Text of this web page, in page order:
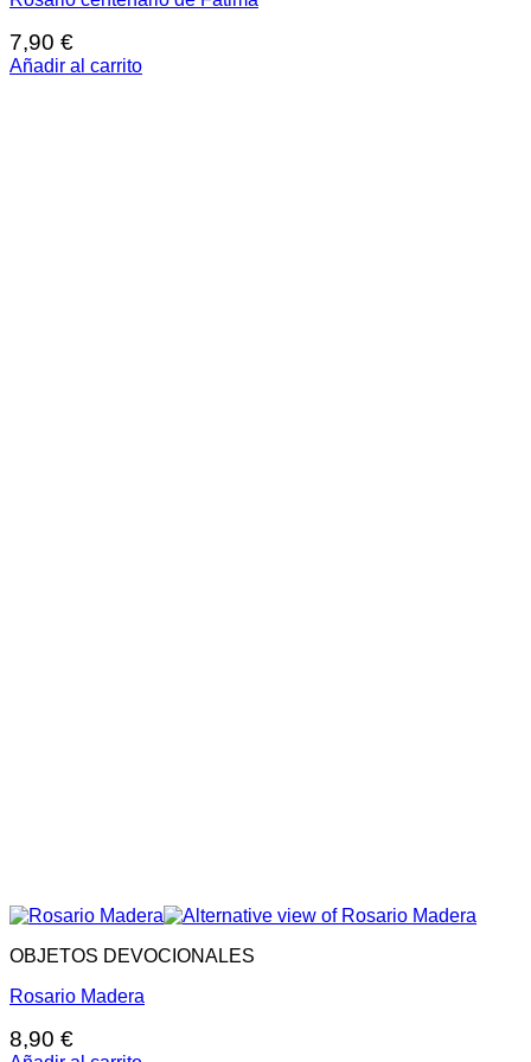
7,90 €
Añadir al carrito
OBJETOS DEVOCIONALES
Rosario Madera
8,90 €